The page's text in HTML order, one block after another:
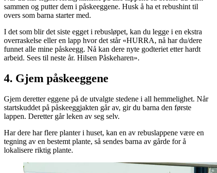
sammen og putter dem i påskeeggene. Husk å ha et rebushint til
overs som barna starter med.
I det som blir det siste egget i rebusløpet, kan du legge i en ekstra
overraskelse eller en lapp hvor det står «HURRA, nå har du/dere
funnet alle mine påskeegg. Nå kan dere nyte godteriet etter hardt
arbeid. Sees til neste år. Hilsen Påskeharen».
4. Gjem påskeeggene
Gjem deretter eggene på de utvalgte stedene i all hemmelighet. Når
startskuddet på påskeeggjakten går av, gir du barna den første
lappen. Deretter går leken av seg selv.
Har dere har flere planter i huset, kan en av rebuslappene være en
tegning av en bestemt plante, så sendes barna av gårde for å
lokalisere riktig plante.